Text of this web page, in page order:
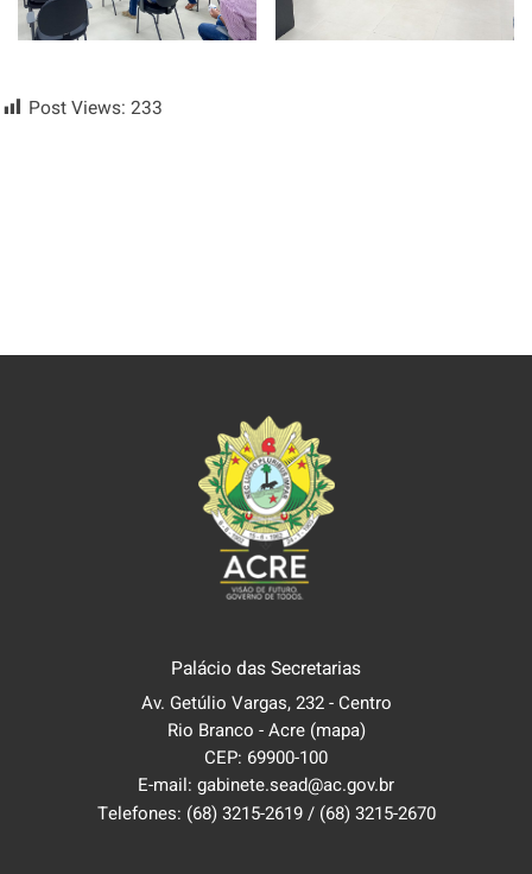
Post Views: 233
Palácio das Secretarias
Av. Getúlio Vargas, 232 - Centro
Rio Branco - Acre (mapa)
CEP: 69900-100
E-mail: gabinete.sead@ac.gov.br
Telefones: (68) 3215-2619/ (68) 3215-2670